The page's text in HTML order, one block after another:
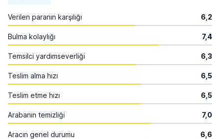
Verilen paranın karşılığı 6,2
Bulma kolaylığı 7,4
Temsilci yardımseverliği 6,3
Teslim alma hızı 6,5
Teslim etme hızı 6,5
Arabanın temizliği 7,0
Aracın genel durumu 6,6